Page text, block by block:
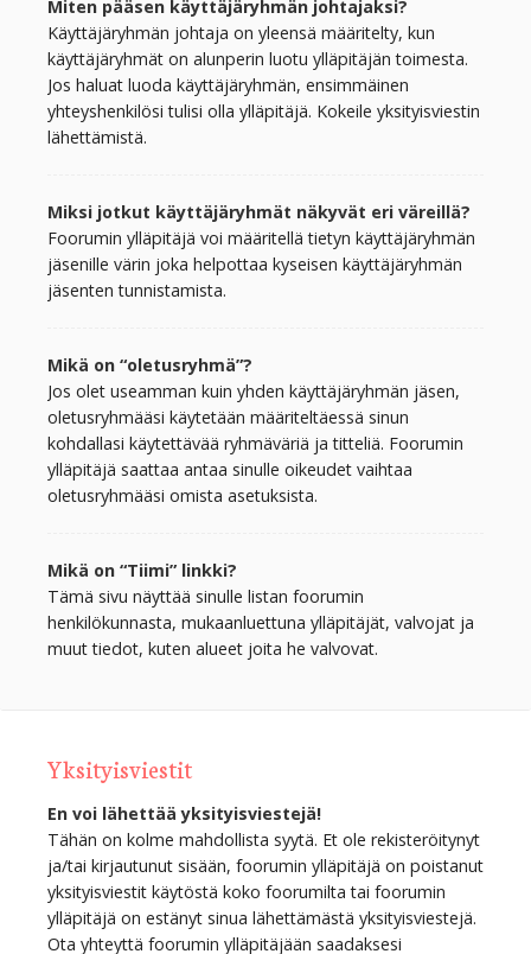
Miten pääsen käyttäjäryhmän johtajaksi?
Käyttäjäryhmän johtaja on yleensä määritelty, kun
käyttäjäryhmät on alunperin luotu ylläpitäjän toimesta.
Jos haluat luoda käyttäjäryhmän, ensimmäinen
yhteyshenkilösi tulisi olla ylläpitäjä. Kokeile yksityisviestin
lähettämistä.
Miksi jotkut käyttäjäryhmät näkyvät eri väreillä?
Foorumin ylläpitäjä voi määritellä tietyn käyttäjäryhmän
jäsenille värin joka helpottaa kyseisen käyttäjäryhmän
jäsenten tunnistamista.
Mikä on “oletusryhmä”?
Jos olet useamman kuin yhden käyttäjäryhmän jäsen,
oletusryhmääsi käytetään määriteltäessä sinun
kohdallasi käytettävää ryhmäväriä ja titteliä. Foorumin
ylläpitäjä saattaa antaa sinulle oikeudet vaihtaa
oletusryhmääsi omista asetuksista.
Mikä on “Tiimi” linkki?
Tämä sivu näyttää sinulle listan foorumin
henkilökunnasta, mukaanluettuna ylläpitäjät, valvojat ja
muut tiedot, kuten alueet joita he valvovat.
Yksityisviestit
En voi lähettää yksityisviestejä!
Tähän on kolme mahdollista syytä. Et ole rekisteröitynyt
ja/tai kirjautunut sisään, foorumin ylläpitäjä on poistanut
yksityisviestit käytöstä koko foorumilta tai foorumin
ylläpitäjä on estänyt sinua lähettämästä yksityisviestejä.
Ota yhteyttä foorumin ylläpitäjään saadaksesi